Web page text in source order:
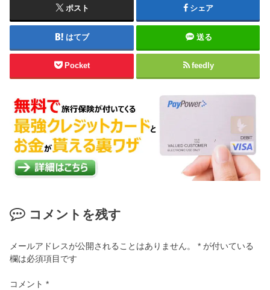
ポスト シェア
はてブ 送る
Pocket feedly
コメントを残す
メールアドレスが公開されることはありません。 * が付いている
欄は必須項目です
コメント*